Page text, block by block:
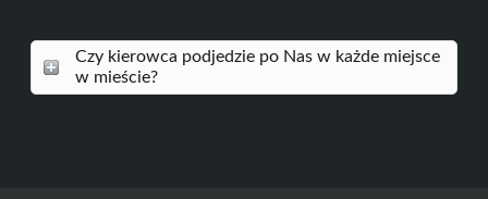
Czy kierowca podjedzie po Nas w każde miejsce
w mieście?